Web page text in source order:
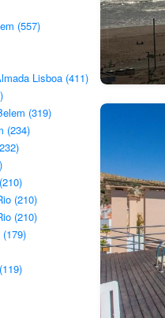
(557)
Lisboa (411)
(319)
(234)
(210)
(210)